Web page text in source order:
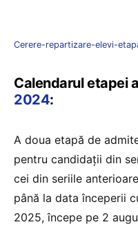
Cerere-repartizare-elevi-
Calendarul etapei
2024:
A doua etapă de
pentru candidații din
cei din seriile
până la data începerii
2025, începe pe 2